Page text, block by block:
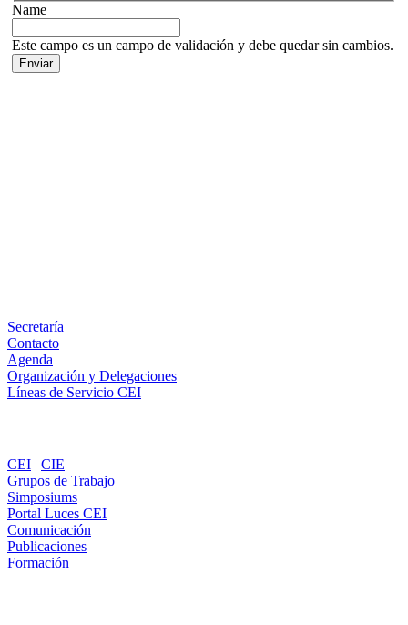
Name
Este campo es un campo de validación y debe quedar sin cambios.
Secretaría
Contacto
Agenda
Organización y Delegaciones
Líneas de Servicio CEI
CEI | CIE
Grupos de Trabajo
Simposiums
Portal Luces CEI
Comunicación
Publicaciones
Formación